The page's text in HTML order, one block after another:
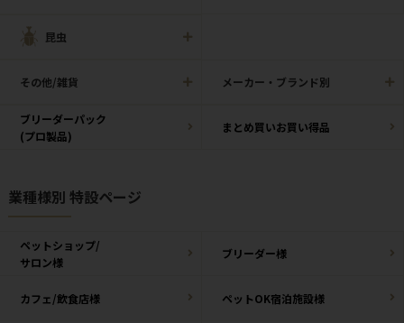
昆虫
その他/雑貨 メーカー・ブランド別
ブリーダーパック
(プロ製品)
まとめ買いお買い得品
業種様別 特設ページ
ペットショップ/
サロン様
ブリーダー様
カフェ/飲食店様 ペットOK宿泊施設様